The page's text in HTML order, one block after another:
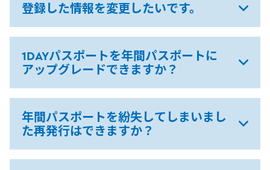
登録した情報を変更したいです。
1DAYパスポートを年間パスポートに
アップグレードできますか？
年間パスポートを紛失してしまいまし
た再発行はできますか？